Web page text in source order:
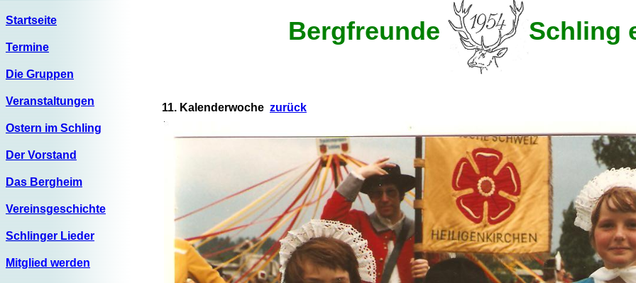
Startseite
Termine
Die Gruppen
Veranstaltungen
Ostern im Schling
Der Vorstand
Das Bergheim
Vereinsgeschichte
Schlinger Lieder
Mitglied werden
Bergfreunde Schling
11. Kalenderwoche zurück